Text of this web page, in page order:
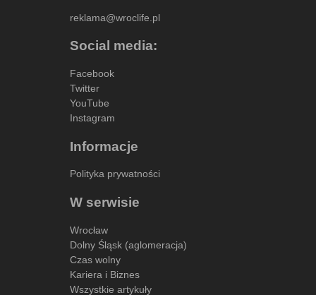
reklama@wroclife.pl
Social media:
Facebook
Twitter
YouTube
Instagram
Informacje
Polityka prywatności
W serwisie
Wrocław
Dolny Śląsk (aglomeracja)
Czas wolny
Kariera i Biznes
Wszystkie artykuły